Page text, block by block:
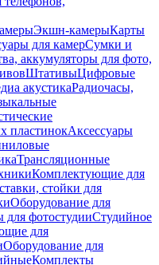
Экшн-камерыКарты
для камерСумки и
аккумуляторы для фото,
ШтативыЦифровые
акустикаРадиочасы,
пластинокАксессуары
Трансляционные
Комплектующие для
стойки для
Оборудование для
фотостудииСтудийное
для
Оборудование для
Комплекты